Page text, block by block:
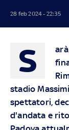
28 feb 2024 - 22:35
S
stadio
spettatori,
d'andata e